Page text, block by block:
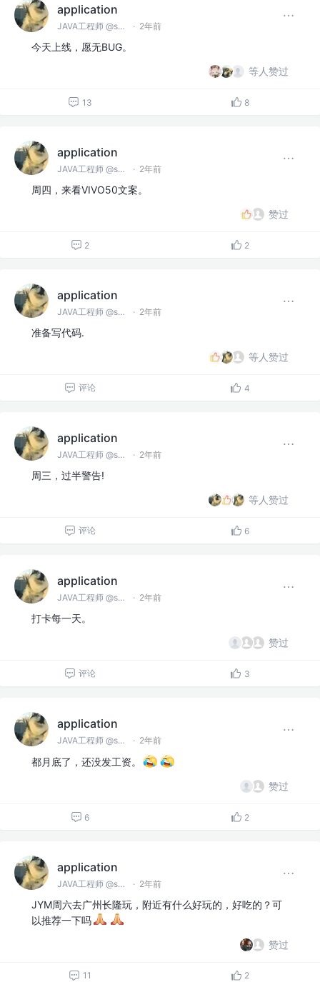
application
JAVA工程师 @spring · 2年前
今天上线，愿无BUG。
等人赞过
13 8
application
JAVA工程师 @spring · 2年前
周四，来看VIVO50文案。
赞过
2 2
application
JAVA工程师 @spring · 2年前
准备写代码.
等人赞过
评论 4
application
JAVA工程师 @spring · 2年前
周三，过半警告!
等人赞过
评论 6
application
JAVA工程师 @spring · 2年前
打卡每一天。
赞过
评论 3
application
JAVA工程师 @spring · 2年前
都月底了，还没发工资。
赞过
6 2
application
JAVA工程师 @spring · 2年前
JYM周六去广州长隆玩，附近有什么好玩的，好吃的？可
以推荐一下吗
赞过
11 2